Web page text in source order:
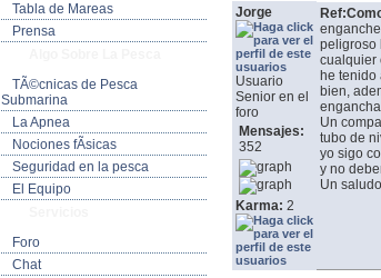
Tabla de Mareas
Prensa
TÃ©cnicas de Pesca
Submarina
La Apnea
Nociones fÃ­sicas
Seguridad en la pesca
El Equipo
Foro
Chat
Jorge
Usuario
Senior en el
foro
Mensajes:
352
Karma: 2
peligroso
cualquier
he
bien,
Un
tubo de
yo sigo
y no
Un